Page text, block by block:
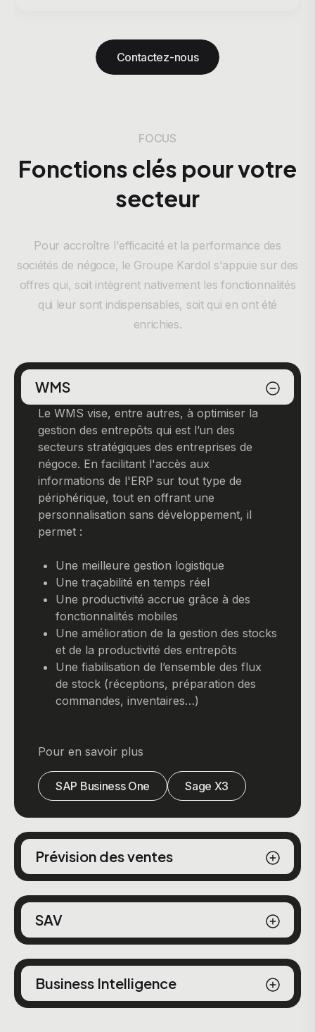
Contactez-nous
FOCUS
Fonctions clés pour votre
secteur
Pour accroître l'efficacité et la performance des
sociétés de négoce, le Groupe Kardol s'appuie sur des
offres qui, soit intègrent nativement les fonctionnalités
qui leur sont indispensables, soit qui en ont été
enrichies.
WMS
Le WMS vise, entre autres, à optimiser la
gestion des entrepôts qui est l’un des
secteurs stratégiques des entreprises de
négoce. En facilitant l'accès aux
informations de l'ERP sur tout type de
périphérique, tout en offrant une
personnalisation sans développement, il
permet :
Une meilleure gestion logistique
Une traçabilité en temps réel
Une productivité accrue grâce à des
fonctionnalités mobiles
Une amélioration de la gestion des stocks
et de la productivité des entrepôts
Une fiabilisation de l’ensemble des flux
de stock (réceptions, préparation des
commandes, inventaires…)
Pour en savoir plus
SAP Business One Sage X3
Prévision des ventes
SAV
Business Intelligence